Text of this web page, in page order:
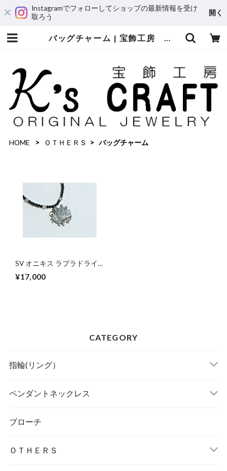
Instagramでフォローしてショップの最新情報を受け
取ろう
開く
バッグチャーム | 宝飾工房 Ｋ’ｓ ＣＲＡＦＴ
HOME ＯＴＨＥＲＳ バッグチャーム
SV オニキス ラブラドライ
ム
¥17,000
CATEGORY
指輪(リング）
ペンダントネックレス
ブローチ
ＯＴＨＥＲＳ